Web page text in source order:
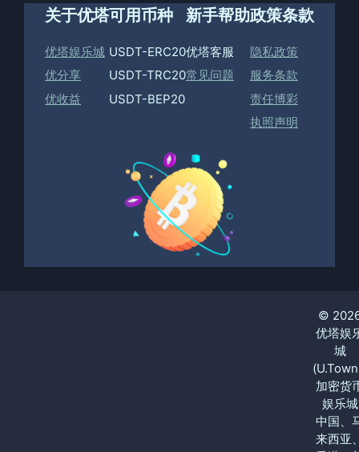
关于优塔
优塔娱乐城
优分享
优收益
可用币种
USDT-ERC20
USDT-TRC20
USDT-BEP20
新手帮助
优塔客服
常见问题
政策条款
隐私政策
服务条款
责任博彩
执照声明
©
优塔娱
城
加密货
娱乐城
中国、
来西亚